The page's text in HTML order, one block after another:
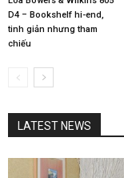
D4 – Bookshelf hi-end,
tinh giản nhưng tham
chiếu
LATEST NEWS